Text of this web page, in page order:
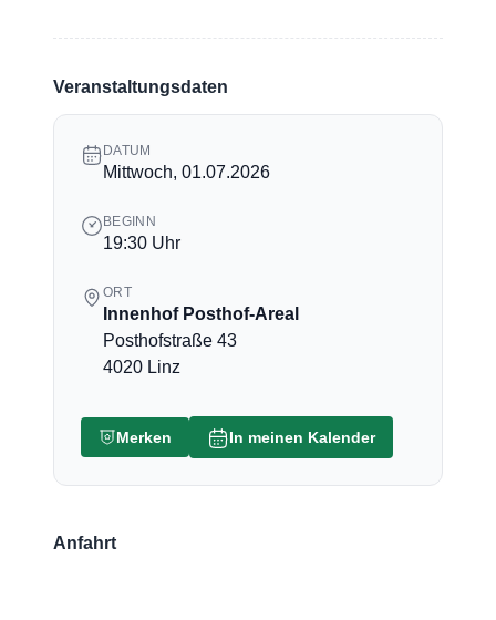
Veranstaltungsdaten
DATUM
Mittwoch, 01.07.2026
BEGINN
19:30 Uhr
ORT
Innenhof Posthof-Areal
Posthofstraße 43
4020 Linz
Merken In meinen Kalender
Anfahrt